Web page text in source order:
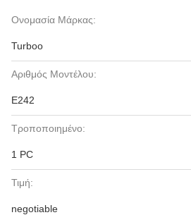
Ονομασία Μάρκας:
Turboo
Αριθμός Μοντέλου:
E242
Τροποποιημένο:
1 PC
Τιμή:
negotiable